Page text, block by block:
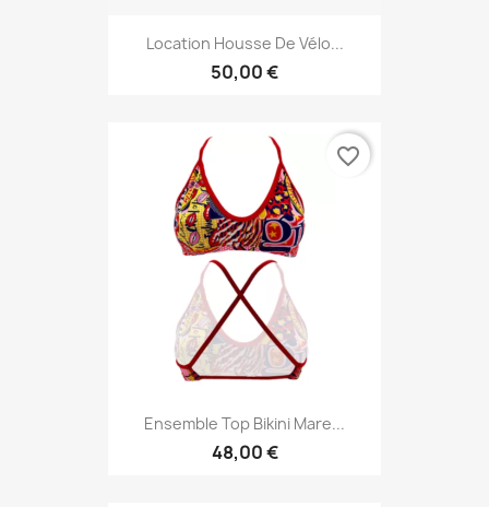
Location Housse De Vélo...
50,00 €
Ensemble Top Bikini Mare...
48,00 €
favorite_border